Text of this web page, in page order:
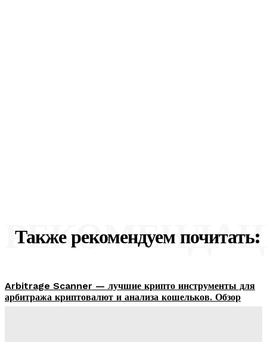
Также рекомендуем почитать:
Arbitrage Scanner — лучшие крипто инструменты для
арбитража криптовалют и анализа кошельков. Обзор